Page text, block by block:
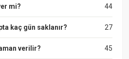
44
mi?
27
kaç gün saklanır?
45
verilir?